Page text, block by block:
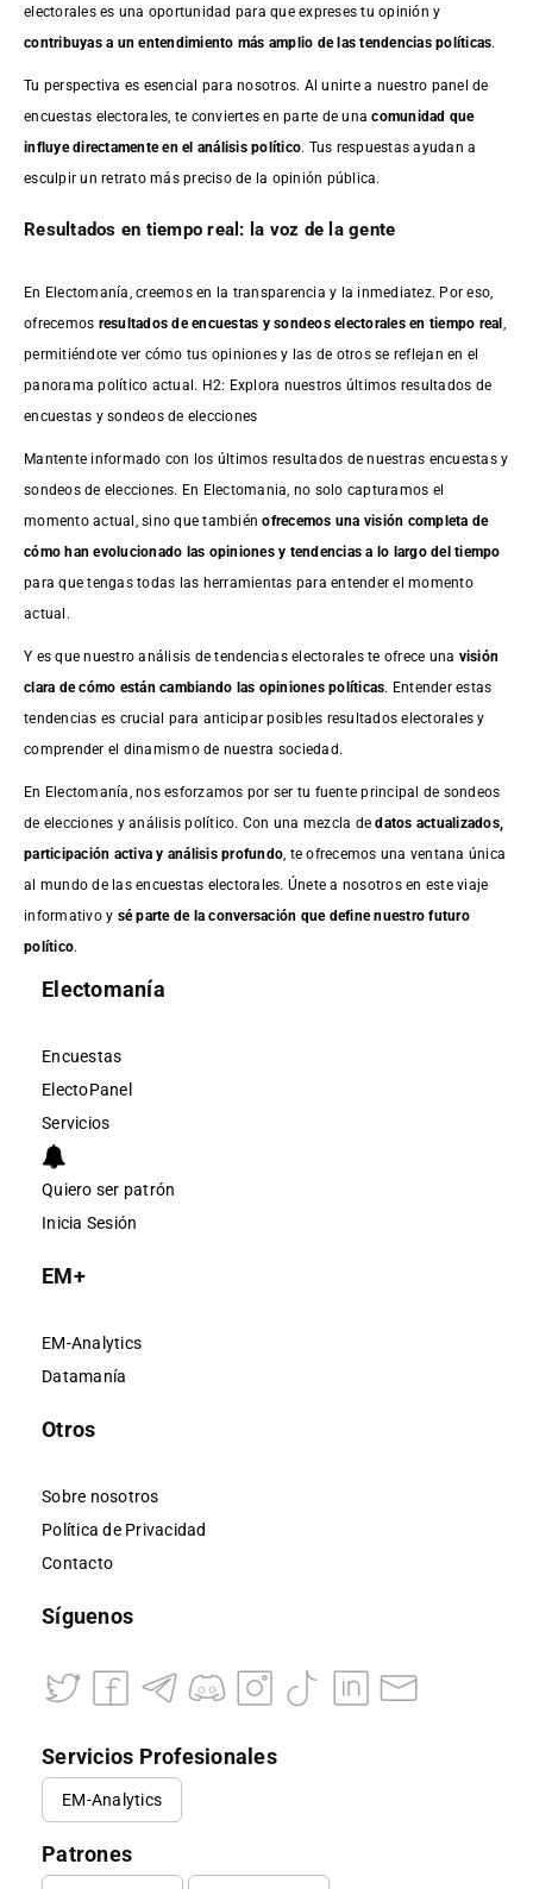
electorales es una oportunidad para que expreses tu opinión y
contribuyas a un entendimiento más amplio de las tendencias políticas.
Tu perspectiva es esencial para nosotros. Al unirte a nuestro panel de
encuestas electorales, te conviertes en parte de unacomunidad que
influye directamente en el análisis político. Tus respuestas ayudan a
esculpir un retrato más preciso de la opinión pública.
Resultados en tiempo real: la voz de la gente
En Electomanía, creemos en la transparencia y la inmediatez. Por eso,
ofrecemos resultados deencuestas y sondeos electorales en tiempo real
permitiéndote ver cómo tus opiniones y las de otros se reflejan en el
panorama político actual. H2: Explora nuestros últimos resultados de
encuestas y sondeos de elecciones
Mantente informado con los últimos resultados de nuestras encuestasy
sondeos de elecciones. En Electomania, no solo capturamos el
momento actual, sino que tambiénofrecemos una visión completa de
cómo han evolucionado las opiniones y tendencias a lo largo del tiempo
para que tengas todas las herramientas para entender el momento
actual.
Y es que nuestro análisis de tendencias electorales te ofrece una visión
clara de cómo están cambiando las opiniones políticas. Entender estas
tendencias es crucial para anticipar posibles resultados electorales y
comprender el dinamismo de nuestra sociedad.
En Electomanía, nos esforzamos por ser tu fuente principal de sondeos
de elecciones y análisis político. Con una mezcla dedatos actualizados,
participación activa y análisis profundo , te ofrecemos una ventana única
al mundo de las encuestas electorales. Únete a nosotros en este viaje
informativo y sé parte de la conversación que define nuestro futuro
político.
Electomanía
Encuestas
ElectoPanel
Servicios
Quiero ser patrón
Inicia Sesión
EM+
EM-Analytics
Datamanía
Otros
Sobre nosotros
Política de Privacidad
Contacto
Síguenos
Servicios Profesionales
EM-Analytics
Patrones